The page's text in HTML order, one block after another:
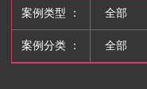
案例类型 ： 全部
案例分类 ： 全部